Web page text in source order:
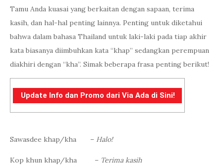
Tamu Anda kuasai yang berkaitan dengan sapaan, terima
kasih, dan hal-hal penting lainnya. Penting untuk diketahui
bahwa dalam bahasa Thailand untuk laki-laki pada tiap akhir
kata biasanya diimbuhkan kata “khap” sedangkan perempuan
diakhiri dengan “kha”. Simak beberapa frasa penting berikut!
Update Info dan Promo dari Via Ada di Sini!
Sawasdee khap/kha – Halo!
Kop khun khap/kha – Terima kasih